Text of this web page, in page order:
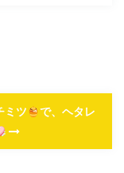
ミツ
で、ヘタレ